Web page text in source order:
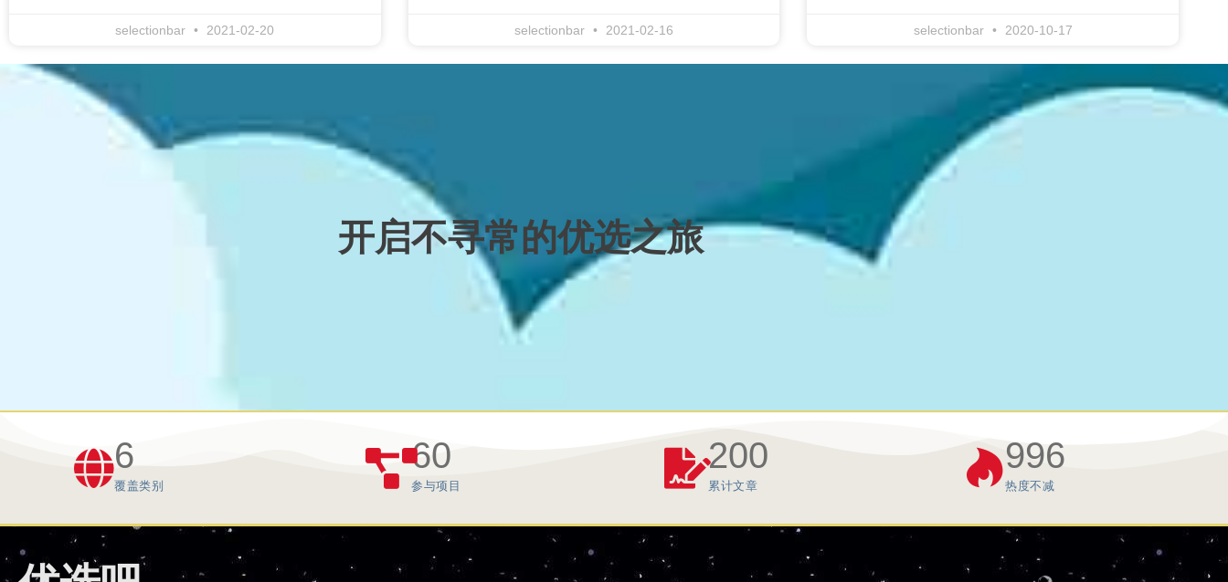
selectionbar 2021-02-20 selectionbar 2021-02-16 selectionbar 2020-10-17
开启不寻常的优选之旅
6
覆盖类别
60
参与项目
200
累计文章
996
热度不减